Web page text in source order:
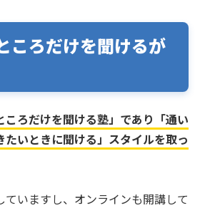
ころだけを聞けるが
ころだけを聞ける塾」であり「通い
たいときに聞ける」スタイルを取っ
ていますし、オンラインも開講して